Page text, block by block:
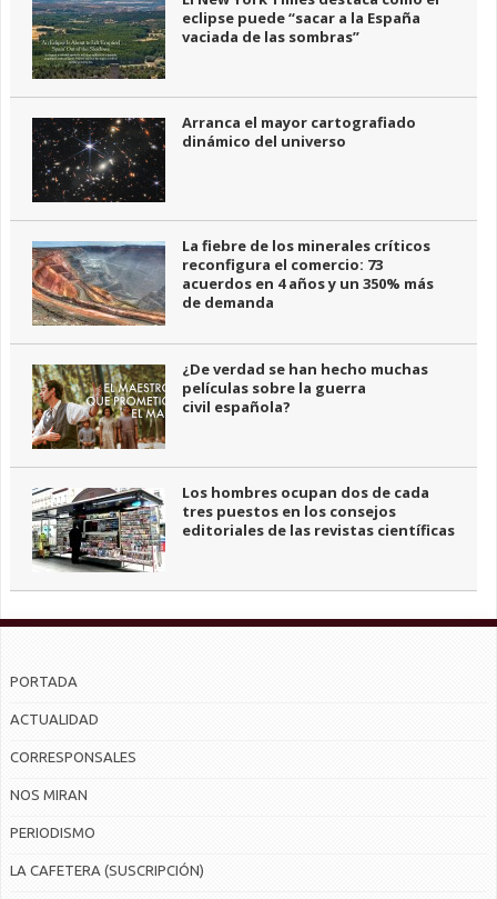
eclipse puede “sacar a la España
vaciada de las sombras”
Arranca el mayor cartografiado
dinámico del universo
La fiebre de los minerales críticos
reconfigura el comercio: 73
acuerdos en 4 años y un 350% más
de demanda
¿De verdad se han hecho muchas
películas sobre la guerra
civil española?
Los hombres ocupan dos de cada
tres puestos en los consejos
editoriales de las revistas científicas
PORTADA
ACTUALIDAD
CORRESPONSALES
NOS MIRAN
PERIODISMO
LA CAFETERA (SUSCRIPCIÓN)